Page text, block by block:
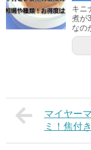
キニ
煮が
なの
マイヤー
ミ！焦付